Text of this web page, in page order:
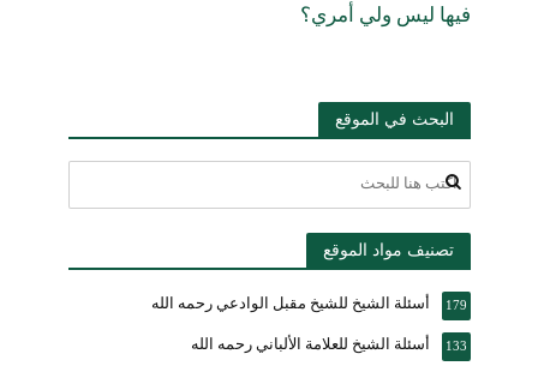
فيها ليس ولي أمري؟
البحث في الموقع
تصنيف مواد الموقع
أسئلة الشيخ للشيخ مقبل الوادعي رحمه الله 179
أسئلة الشيخ للعلامة الألباني رحمه الله 133